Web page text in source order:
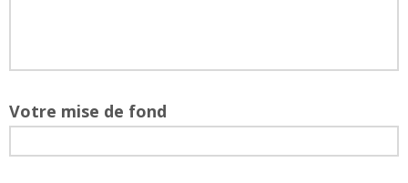
Votre mise de fond